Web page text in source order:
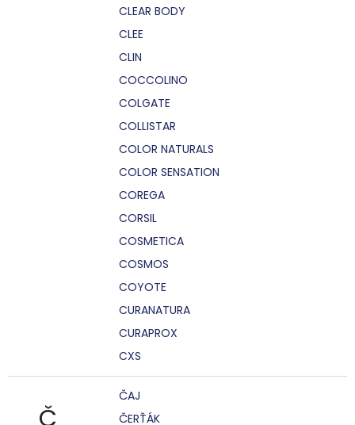
CLEAR BODY
CLEE
CLIN
COCCOLINO
COLGATE
COLLISTAR
COLOR NATURALS
COLOR SENSATION
COREGA
CORSIL
COSMETICA
COSMOS
COYOTE
CURANATURA
CURAPROX
CXS
ČAJ
ČERŤÁK